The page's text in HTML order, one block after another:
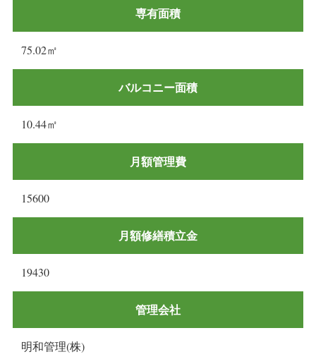
専有面積
75.02㎡
バルコニー面積
10.44㎡
月額管理費
15600
月額修繕積立金
19430
管理会社
明和管理(株)